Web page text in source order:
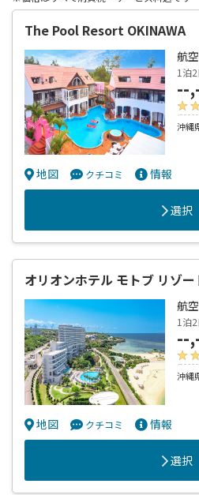
The Pool Resort OKINAWA
航
1泊
--
沖縄
地図 クチコミ 情報
選択
オリオンホテル モトブ リゾ
航
1泊
--
沖縄
地図 クチコミ 情報
選択